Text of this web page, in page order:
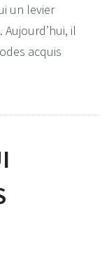
un levier
il
acquis